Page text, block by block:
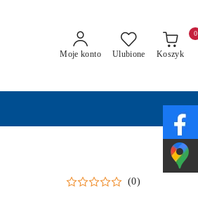
Moje konto Ulubione Koszyk
0
(0)